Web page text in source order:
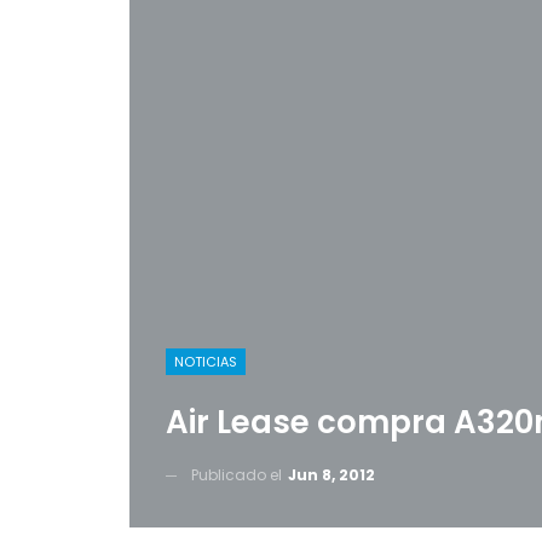
NOTICIAS
Air Lease compra
Publicado el Jun 8, 2012